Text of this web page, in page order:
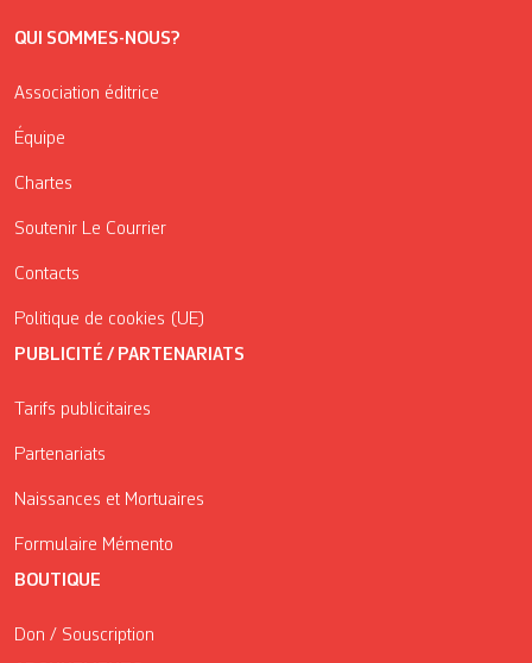
QUI SOMMES-NOUS?
Association éditrice
Équipe
Chartes
Soutenir Le Courrier
Contacts
Politique de cookies (UE)
PUBLICITÉ / PARTENARIATS
Tarifs publicitaires
Partenariats
Naissances et Mortuaires
Formulaire Mémento
BOUTIQUE
Don / Souscription